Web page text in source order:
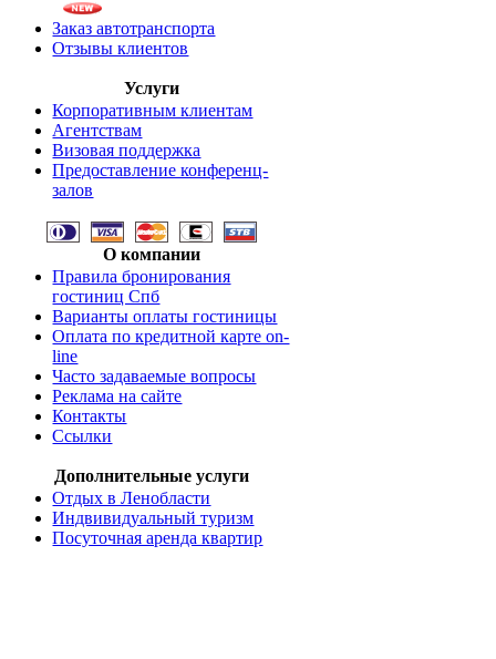
Заказ автотранспорта
Отзывы клиентов
Услуги
Корпоративным клиентам
Агентствам
Визовая поддержка
Предоставление конференц-
залов
О компании
Правила бронирования
гостиниц Спб
Варианты оплаты гостиницы
Оплата по кредитной карте on-
line
Часто задаваемые вопросы
Реклама на сайте
Контакты
Ссылки
Дополнительные услуги
Отдых в Ленобласти
Индвивидуальный туризм
Посуточная аренда квартир